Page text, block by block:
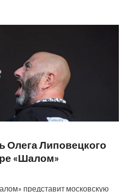
Олега Липовецкого
«Шалом»
представит московскую